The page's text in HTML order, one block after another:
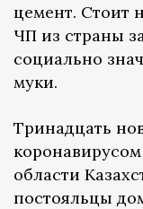
цемент. Стоит
ЧП из страны
социально
муки.
Тринадцать
коронавирусом
области
постояльцы